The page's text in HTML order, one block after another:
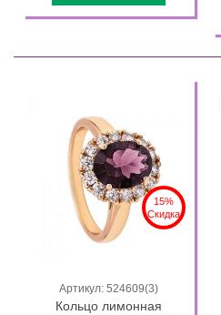
15%
Скидка
Артикул: 524609(3)
Кольцо лимонная